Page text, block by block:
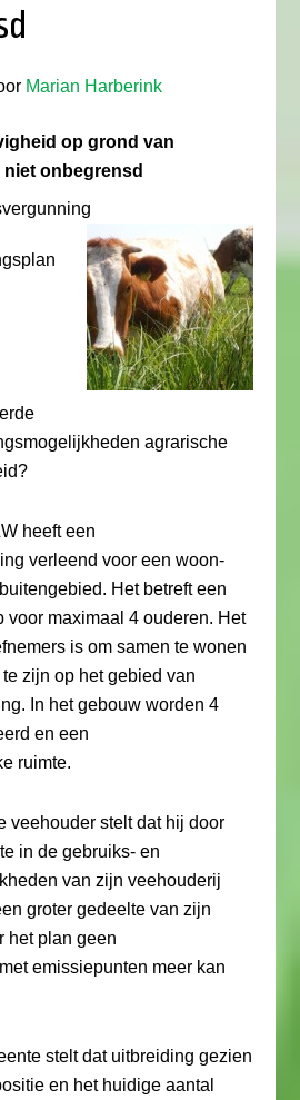
Marian Harberink
op grond van
onbegrensd
agrarische
heeft een
verleend voor een woon-
Het betreft een
voor maximaal 4 ouderen. Het
is om samen te wonen
zijn op het gebied van
In het gebouw worden 4
en een
ruimte.
veehouder stelt dat hij door
in de gebruiks- en
van zijn veehouderij
groter gedeelte van zijn
het plan geen
emissiepunten meer kan
stelt dat uitbreiding gezien
en het huidige aantal